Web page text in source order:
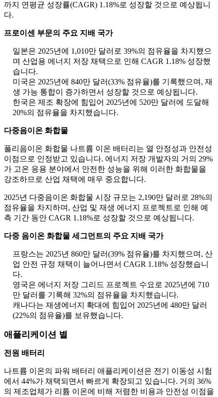
까지 연평균 성장률(CAGR) 1.18%로 성장할 것으로 예상됩니
다.
프로이센 부문의 주요 지배 국가
일본은 2025년에 1,010만 달러로 39%의 점유율을 차지했으
며 산업용 에너지 저장 채택으로 인해 CAGR 1.18% 성장했
습니다.
미국은 2025년에 840만 달러(33% 점유율)를 기록했으며, 재
생 가능 통합이 증가하면서 성장할 것으로 예상됩니다.
한국은 제조 확장에 힘입어 2025년에 520만 달러에 도달해
20%의 점유율을 차지했습니다.
다중음이온 화합물
폴리음이온 화합물 나트륨 이온 배터리는 열 안정성과 안전성
이점으로 인정받고 있습니다. 에너지 저장 개발자의 거의 29%
가 고온 응용 분야에서 안전한 성능을 위해 이러한 화합물을
강조하므로 산업 채택에 매우 중요합니다.
2025년 다중음이온 화합물 시장 규모는 2,190만 달러로 28%의
점유율을 차지하며, 산업 및 재생 에너지 프로젝트로 인해 예
측 기간 동안 CAGR 1.18%로 성장할 것으로 예상됩니다.
다중 음이온 화합물 세그먼트의 주요 지배 국가
프랑스는 2025년 860만 달러(39% 점유율)를 차지했으며, 산
업 안전 규정 채택이 늘어나면서 CAGR 1.18% 성장했습니
다.
영국은 에너지 저장 그리드 프로젝트 수요로 2025년에 710
만 달러를 기록해 32%의 점유율을 차지했습니다.
캐나다는 재생에너지 확대에 힘입어 2025년에 480만 달러
(22%의 점유율)를 보유했습니다.
애플리케이션 별
전원 배터리
나트륨 이온의 파워 배터리 애플리케이션은 전기 이동성 시험
에서 44%가 채택되면서 빠르게 확장되고 있습니다. 거의 36%
의 제조업체가 리튬 이온에 비해 저렴한 비용과 안전성 이점을